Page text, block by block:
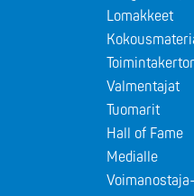
Lomakkeet
Valmentajat
Tuomarit
Hall of Fame
Medialle